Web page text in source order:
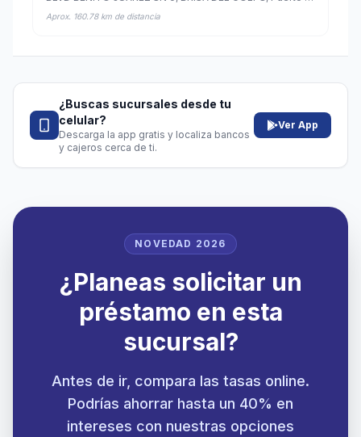
Aprox. 160.78 km de distancia
¿Buscas sucursales desde tu
celular?
Descarga la app gratis y localiza bancos
y cajeros cerca de ti.
Ver App
NOVEDAD 2026
¿Planeas solicitar un
préstamo en esta
sucursal?
Antes de ir, compara las tasas online.
Podrías ahorrar hasta un 40% en
intereses con nuestras opciones